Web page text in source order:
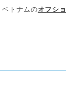
トナムのオフショ